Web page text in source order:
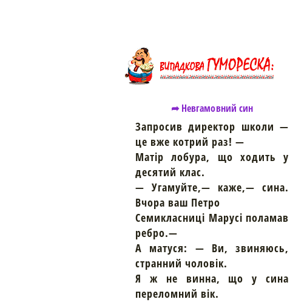
➦ Невгамовний син
Запросив директор школи —
це вже котрий раз! —
Матір лобура, що ходить у
десятий клас.
— Угамуйте,— каже,— сина.
Вчора ваш Петро
Семикласниці Марусі поламав
ребро.—
А матуся: — Ви, звиняюсь,
странний чоловік.
Я ж не винна, що у сина
переломний вік.